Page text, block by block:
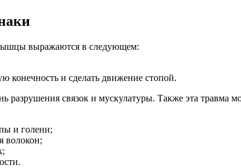
выражаются в следующем:
конечность и сделать движение стопой.
разрушения связок и мускулатуры. Также эта травма
и голени;
волокон;